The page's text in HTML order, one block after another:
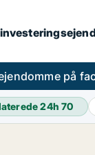
på
24h70